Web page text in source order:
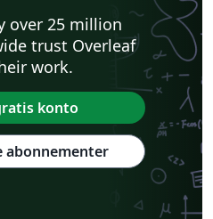
over 25 million
trust Overleaf
work.
konto
abonnementer